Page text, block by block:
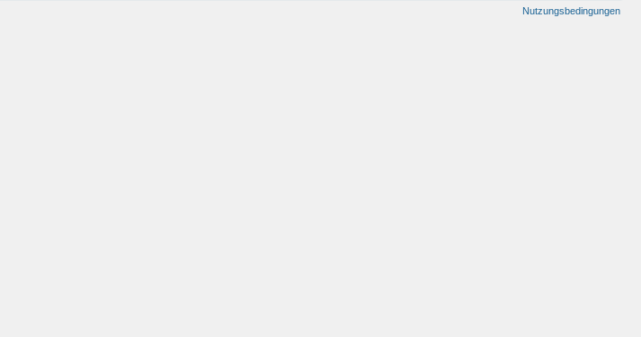
Nutzungsbedingungen